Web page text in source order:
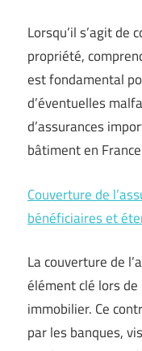
Lorsqu’il s’agit de
propriété,
est fondamental
d’éventuelles
d’assurances
bâtiment en
Couverture de
bénéficiaires et
La couverture de
élément clé lors
immobilier. Ce
par les banques,